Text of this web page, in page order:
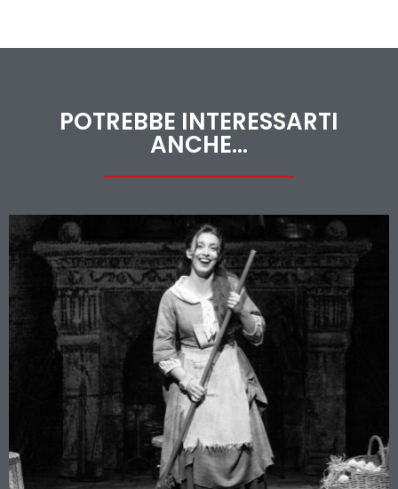
POTREBBE INTERESSARTI
ANCHE...